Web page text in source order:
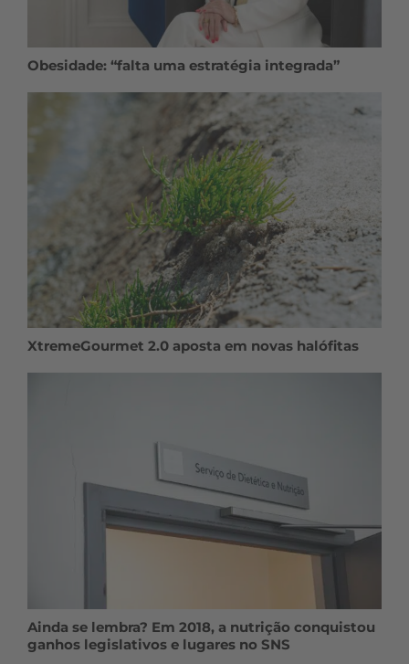
Obesidade: “falta uma estratégia integrada”
XtremeGourmet 2.0 aposta em novas halófitas
Ainda se lembra? Em 2018, a nutrição conquistou
ganhos legislativos e lugares no SNS